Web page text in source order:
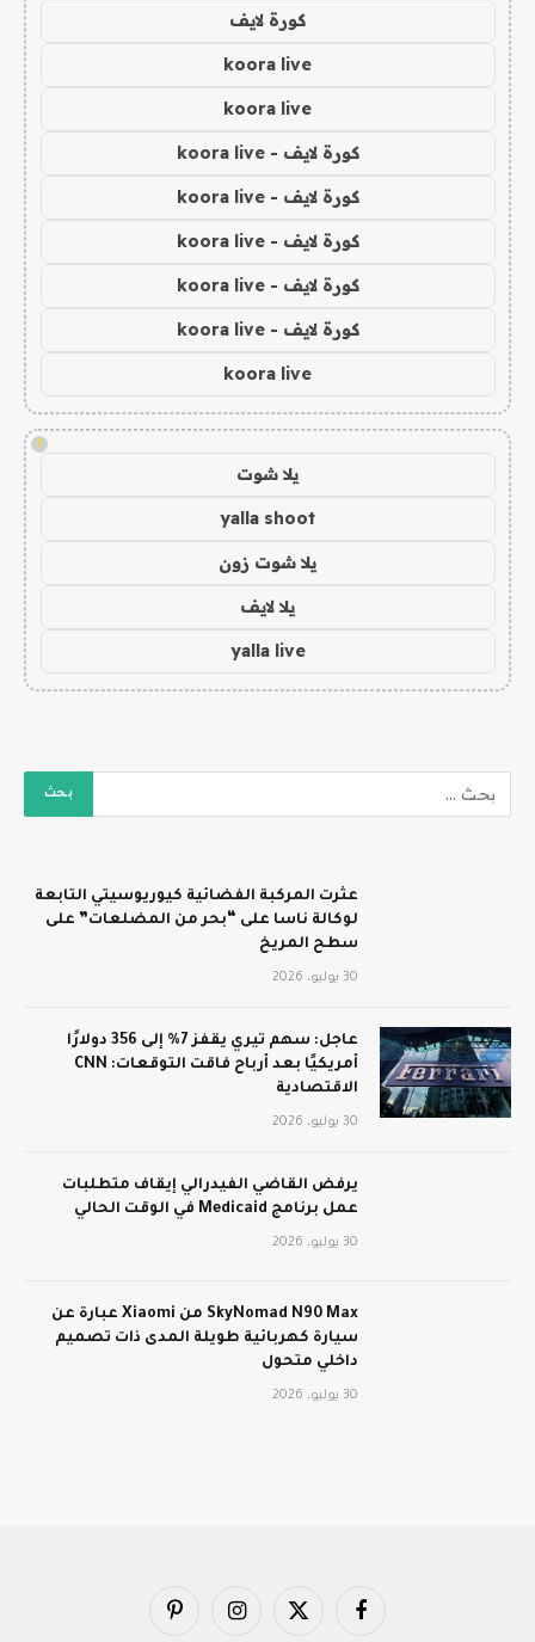
كورة لايف
koora live
koora live
كورة لايف - koora live
كورة لايف - koora live
كورة لايف - koora live
كورة لايف - koora live
كورة لايف - koora live
koora live
!
يلا شوت
yalla shoot
يلا شوت زون
يلا لايف
yalla live
عثرت المركبة الفضائية كيوريوسيتي التابعة
لوكالة ناسا على “بحر من المضلعات” على
سطح المريخ
30 يوليو، 2026
عاجل: سهم تيري يقفز 7% إلى 356 دولارًا
أمريكيًا بعد أرباح فاقت التوقعات: CNN
الاقتصادية
30 يوليو، 2026
يرفض القاضي الفيدرالي إيقاف متطلبات
عمل برنامج Medicaid في الوقت الحالي
30 يوليو، 2026
SkyNomad N90 Max من Xiaomi عبارة عن
سيارة كهربائية طويلة المدى ذات تصميم
داخلي متحول
30 يوليو، 2026
فيسبوك X
الانستغرامبينتيريست